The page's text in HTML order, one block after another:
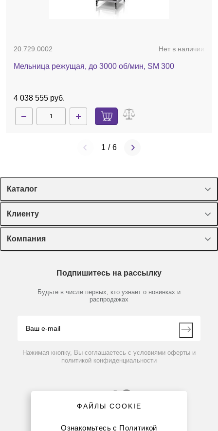
20.729.0002 Нет в наличии
Мельница режущая, до 3000 об/мин, SM 300
4 038 555 руб.
1 / 6
Каталог
Спецпредложения
Оборудование, приборы
Пластик, стекло, принадлежности
Химические реактивы, препараты, наборы
Производители
Клиенту
Лекторий Диаэм
Доставка и оплата
Мобильное приложение
Компания
Партнеры
Контакты
Подпишитесь на рассылку
Будьте в числе первых, кто узнает о новинках и
распродажах
Нажимая кнопку, Вы соглашаетесь с условиями оферты и
политикой конфиденциальности
ФАЙЛЫ COOKIE
Ознакомьтесь с Политикой